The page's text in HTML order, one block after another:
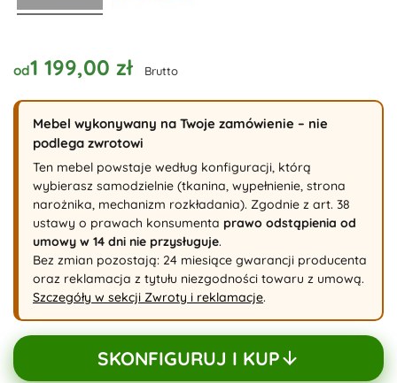
od1 199,00 zł Brutto
Mebel wykonywany na Twoje zamówienie – nie
podlega zwrotowi
Ten mebel powstaje według konfiguracji, którą
wybierasz samodzielnie (tkanina, wypełnienie, strona
narożnika, mechanizm rozkładania). Zgodnie z art. 38
ustawy o prawach konsumenta prawo odstąpienia od
umowy w 14 dni nie przysługuje.
Bez zmian pozostają: 24 miesiące gwarancji producenta
oraz reklamacja z tytułu niezgodności towaru z umową.
Szczegóły w sekcji Zwroty i reklamacje.
SKONFIGURUJ I KUP